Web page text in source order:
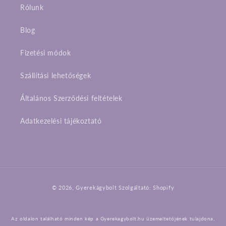
Rólunk
Blog
Fizetési módok
Szállítási lehetőségek
Általános Szerződési feltételek
Adatkezelési tájékoztató
© 2026,Gyerekágybolt Szolgáltató: Shopify
Az oldalon található minden kép a Gyerekagybolt.hu üzemeltetőjének tulajdona,